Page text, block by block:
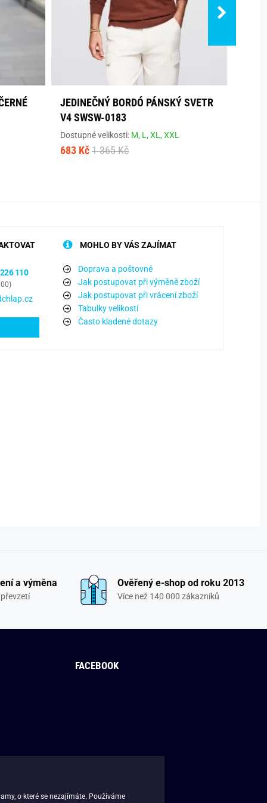
JEDINEČNÝ BORDÓ PÁNSKÝ SVETR
V4 SWSW-0183
Dostupné velikosti: M, L,XL,XXL
683 Kč 1 365 Kč
110
MOHLO BY VÁS ZAJÍMAT
Doprava a poštovné
Jak postupovat při výměně zboží
Jak postupovat při vrácení zboží
Tabulky velikostí
Často kladené dotazy
a výměna Ověřený e-shop od roku 2013
Více než 140 000 zákazníků
FACEBOOK
o které se nezajímáte. Používáme